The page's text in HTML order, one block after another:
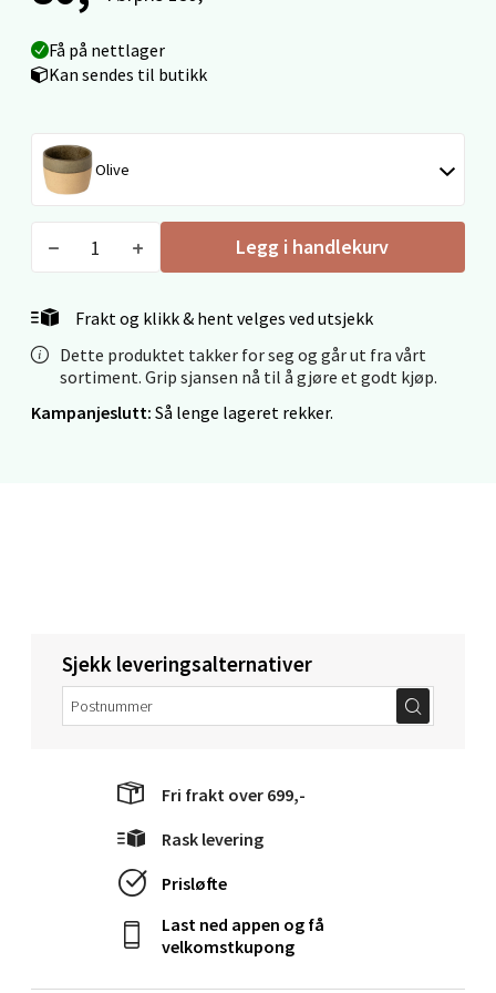
Få på nettlager
Kan sendes til butikk
Olive
Legg i handlekurv
Frakt og klikk & hent velges ved utsjekk
Dette produktet takker for seg og går ut fra vårt
sortiment. Grip sjansen nå til å gjøre et godt kjøp.
Kampanjeslutt: Så lenge lageret rekker.
Sjekk leveringsalternativer
Fri frakt over 699,-
Rask levering
Prisløfte
Last ned appen og få
velkomstkupong
Ålesund - Thon Senter Moa
0 i butikk
Molde - Moldetorget
Åpent i dag 10-20
Bolagsgata 1, 8514 Narvik
Åpent i dag 10-20
Bergen - Oasen Senter
Folke Bernadottes vei 52, 5147 Fyllingsdalen
Åpent i dag 10-21